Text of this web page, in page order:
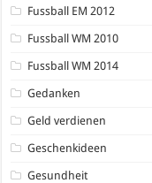
Fussball EM 2012
Fussball WM 2010
Fussball WM 2014
Gedanken
Geld verdienen
Geschenkideen
Gesundheit